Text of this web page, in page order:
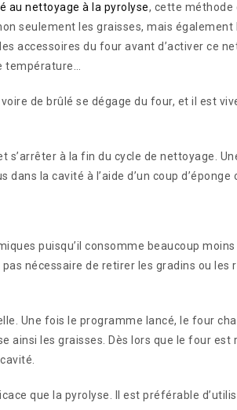
au nettoyage à la pyrolyse, cette méthode
seulement les graisses, mais également
accessoires du four avant d’activer ce
température…
de brûlé se dégage du four, et il est
s’arrêter à la fin du cycle de nettoyage.
la cavité à l’aide d’un coup d’éponge
puisqu’il consomme beaucoup
nécessaire de retirer les gradins ou les
Une fois le programme lancé, le four
les graisses. Dès lors que le four est
que la pyrolyse. Il est préférable